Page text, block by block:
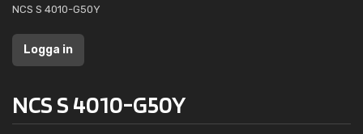
NCS S 4010-G50Y
Logga in
NCS S 4010-G50Y